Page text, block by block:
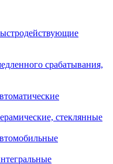
срабатывания,
стеклянные